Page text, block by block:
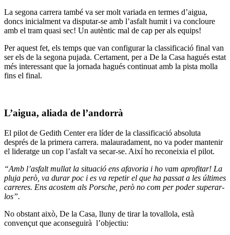
La segona carrera també va ser molt variada en termes d’aigua,
doncs inicialment va disputar-se amb l’asfalt humit i va concloure
amb el tram quasi sec! Un autèntic mal de cap per als equips!
Per aquest fet, els temps que van configurar la classificació final van
ser els de la segona pujada. Certament, per a De la Casa hagués estat
més interessant que la jornada hagués continuat amb la pista molla
fins el final.
L’aigua, aliada de l’andorrà
El pilot de Gedith Center era líder de la classificació absoluta
després de la primera carrera. malauradament, no va poder mantenir
el lideratge un cop l’asfalt va secar-se. Així ho reconeixia el pilot.
“Amb l’asfalt mullat la situació ens afavoria i ho vam aprofitar! La
pluja però, va durar poc i es va repetir el que ha passat a les últimes
carreres. Ens acostem als Porsche, però no com per poder superar-
los”.
No obstant això, De la Casa, lluny de tirar la tovallola, està
convençut que aconseguirà l’objectiu: